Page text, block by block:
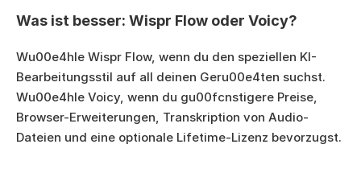
Was ist besser: Wispr Flow oder Voicy?
Wu00e4hle Wispr Flow, wenn du den speziellen KI-
Bearbeitungsstil auf all deinen Geru00e4ten suchst.
Wu00e4hle Voicy, wenn du gu00fcnstigere Preise,
Browser-Erweiterungen, Transkription von Audio-
Dateien und eine optionale Lifetime-Lizenz bevorzugst.